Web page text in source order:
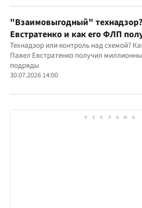
юрисдикций
"Взаимовыгодный"
Евстратенко и как его ФЛП
бюджетным миллионам?
Технадзор или контроль над схемой?
Павел Евстратенко получил
подряды
30.07.2026 14:00